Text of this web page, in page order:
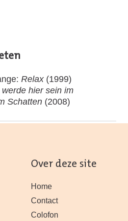
Relax(1999)
werde hier sein im
Schatten (2008)
Over deze site
Home
Contact
Colofon